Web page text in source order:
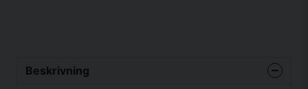
Beskrivning